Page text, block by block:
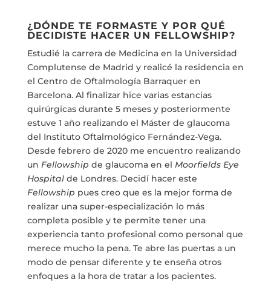
¿DÓNDE TE FORMASTE Y POR QUÉ
DECIDISTE HACER UN FELLOWSHIP?
Estudié la carrera de Medicina en la Universidad
Complutense de Madrid y realicé la residencia en
el Centro de Oftalmología Barraquer en
Barcelona. Al finalizar hice varias estancias
quirúrgicas durante 5 meses y posteriormente
estuve 1 año realizando el Máster de glaucoma
del Instituto Oftalmológico Fernández-Vega.
Desde febrero de 2020 me encuentro realizando
un Fellowship de glaucoma en el Moorfields Eye
Hospitalde Londres. Decidí hacer este
Fellowship pues creo que es la mejor forma de
realizar una super-especialización lo más
completa posible y te permite tener una
experiencia tanto profesional como personal que
merece mucho la pena. Te abre las puertas a un
modo de pensar diferente y te enseña otros
enfoques a la hora de tratar a los pacientes.